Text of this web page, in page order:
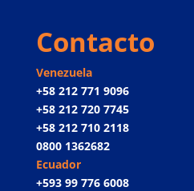
Contacto
Venezuela
+58 212 771 9096
+58 212 720 7745
+58 212 710 2118
0800 1362682
Ecuador
+593 99 776 6008